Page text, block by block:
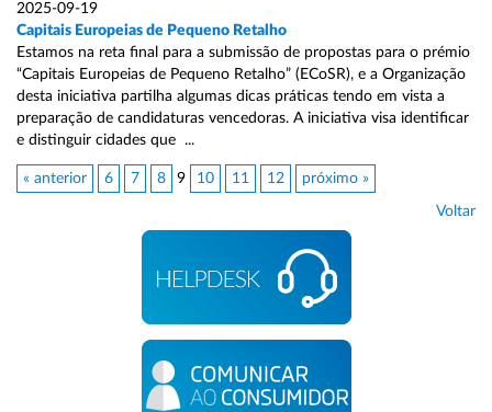
2025-09-19
Capitais Europeias de Pequeno Retalho
Estamos na reta final para a submissão de propostas para o prémio
“Capitais Europeias de Pequeno Retalho” (ECoSR), e a Organização
desta iniciativa partilha algumas dicas práticas tendo em vista a
preparação de candidaturas vencedoras. A iniciativa visa identificar
e distinguir cidades que ...
« anterior 6 7 8 9 10 11 12 próximo »
Voltar